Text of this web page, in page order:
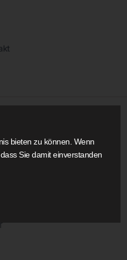
bieten zu können. Wenn
Sie damit einverstanden